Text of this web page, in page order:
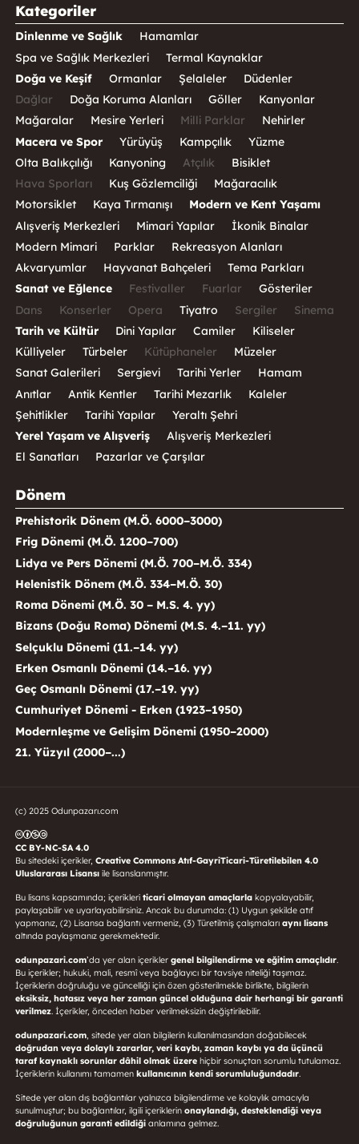
Kategoriler
Dinlenme ve Sağlık
Hamamlar
Spa ve Sağlık Merkezleri
Termal Kaynaklar
Doğa ve Keşif
Ormanlar Şelaleler
Düdenler
Dağlar
Doğa Koruma Alanları Göller
Kanyonlar
Mağaralar
Mesire Yerleri Milli Parklar
Nehirler
Macera ve Spor
Yürüyüş Kampçılık
Yüzme
Olta Balıkçılığı
Kanyoning Atçılık
Bisiklet
Hava Sporları
Kuş Gözlemciliği
Mağaracılık
Motorsiklet
Kaya Tırmanışı
Modern ve Kent Yaşamı
Alışveriş Merkezleri
Mimari Yapılar
İkonik Binalar
Modern Mimari
Parklar
Rekreasyon Alanları
Akvaryumlar
Hayvanat Bahçeleri
Tema Parkları
Sanat ve Eğlence
Festivaller Fuarlar
Gösteriler
Dans
Konserler Opera Tiyatro Sergiler
Sinema
Tarih ve Kültür
Dini Yapılar Camiler
Kiliseler
Külliyeler
Türbeler Kütüphaneler
Müzeler
Sanat Galerileri
Sergievi Tarihi Yerler
Hamam
Anıtlar
Antik Kentler Tarihi Mezarlık
Kaleler
Şehitlikler
Tarihi Yapılar
Yeraltı Şehri
Yerel Yaşam ve Alışveriş
Alışveriş Merkezleri
El Sanatları
Pazarlar ve Çarşılar
Dönem
Prehistorik Dönem (M.Ö. 6000–3000)
Frig Dönemi (M.Ö. 1200–700)
Lidya ve Pers Dönemi (M.Ö. 700–M.Ö. 334)
Helenistik Dönem (M.Ö. 334–M.Ö. 30)
Roma Dönemi (M.Ö. 30 – M.S. 4. yy)
Bizans (Doğu Roma) Dönemi (M.S. 4.–11. yy)
Selçuklu Dönemi (11.–14. yy)
Erken Osmanlı Dönemi (14.–16. yy)
Geç Osmanlı Dönemi (17.–19. yy)
Cumhuriyet Dönemi - Erken (1923–1950)
Modernleşme ve Gelişim Dönemi (1950–2000)
21. Yüzyıl (2000–...)
(c) 2025 Odunpazarı.com
CC BY-NC-SA 4.0
Bu sitedeki içerikler, Creative Commons Atıf-GayriTicari-Türetilebilen 4.0
Uluslararası Lisansı ile lisanslanmıştır.
Bu lisans kapsamında; içerikleri ticari olmayan amaçlarlakopyalayabilir,
paylaşabilir ve uyarlayabilirsiniz. Ancak bu durumda: (1) Uygun şekilde atıf
yapmanız, (2) Lisansa bağlantı vermeniz, (3) Türetilmiş çalışmaları aynı lisans
altında paylaşmanız gerekmektedir.
odunpazari.com’da yer alan içerikler genel bilgilendirme ve eğitim amaçlıdır.
Bu içerikler; hukuki, mali, resmî veya bağlayıcı bir tavsiye niteliği taşımaz.
İçeriklerin doğruluğu ve güncelliği için özen gösterilmekle birlikte, bilgilerin
eksiksiz, hatasız veya her zaman güncel olduğuna dair herhangi bir garanti
verilmez. İçerikler, önceden haber verilmeksizin değiştirilebilir.
odunpazari.com, sitede yer alan bilgilerin kullanılmasından doğabilecek
doğrudan veya dolaylı zararlar, veri kaybı, zaman kaybı ya da üçüncü
taraf kaynaklı sorunlar dâhil olmak üzerehiçbir sonuçtan sorumlu tutulamaz.
İçeriklerin kullanımı tamamen kullanıcının kendi sorumluluğundadır.
Sitede yer alan dış bağlantılar yalnızca bilgilendirme ve kolaylık amacıyla
sunulmuştur; bu bağlantılar, ilgili içeriklerin onaylandığı, desteklendiği veya
doğruluğunun garanti edildiğianlamına gelmez.